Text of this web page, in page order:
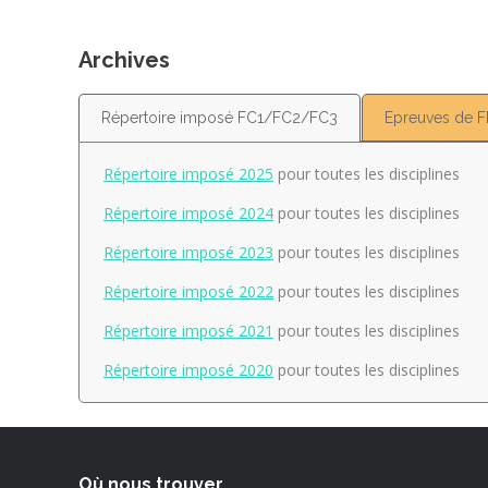
Archives
Répertoire imposé FC1/FC2/FC3 Epreuves de
Répertoire imposé 2025 pour toutes les disciplines
Répertoire imposé 2024 pour toutes les disciplines
Répertoire imposé 2023 pour toutes les disciplines
Répertoire imposé 2022 pour toutes les disciplines
Répertoire imposé 2021 pour toutes les disciplines
Répertoire imposé 2020 pour toutes les disciplines